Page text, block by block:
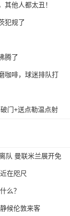
他人都太丑！
犯规了
腾了
咖啡，球迷排队打
门+送点勒温点射
队 曼联米兰展开免
在咫尺
么？
候伦敦来客